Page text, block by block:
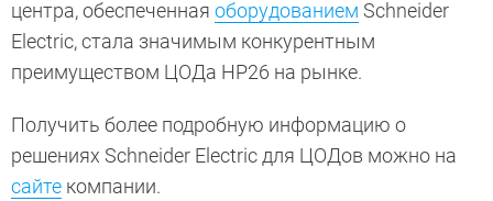
центра, обеспеченная оборудованием Schneider
Electric, стала значимым конкурентным
преимуществом ЦОДа НР26 на рынке.
Получить более подробную информацию о
решениях Schneider Electric для ЦОДов можно на
сайте компании.